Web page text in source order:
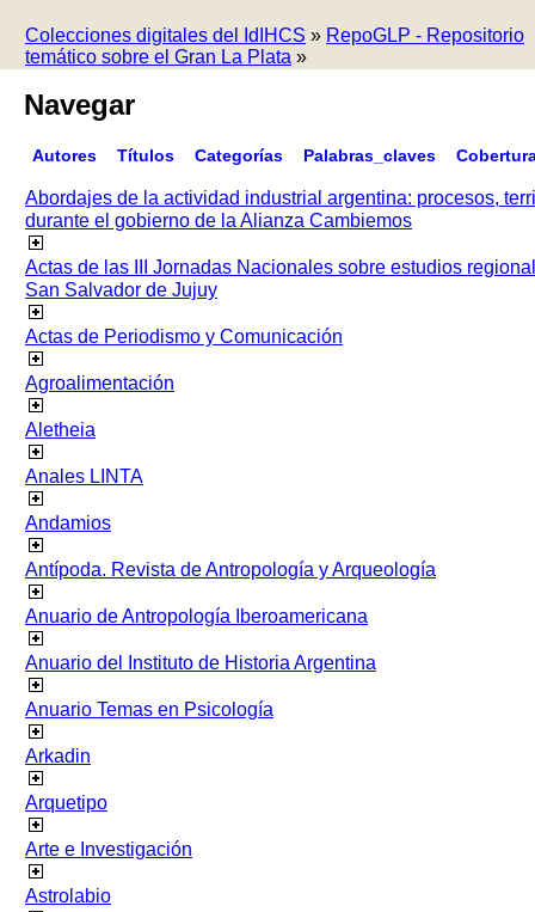
Colecciones digitales del IdIHCS » RepoGLP - Repositorio
temático sobre el Gran La Plata »
Navegar
Autores Títulos Categorías Palabras_claves
Abordajes de la actividad industrial argentina: procesos,
durante el gobierno de la Alianza Cambiemos
Actas de las III Jornadas Nacionales sobre estudios
San Salvador de Jujuy
Actas de Periodismo y Comunicación
Agroalimentación
Aletheia
Anales LINTA
Andamios
Antípoda. Revista de Antropología y Arqueología
Anuario de Antropología Iberoamericana
Anuario del Instituto de Historia Argentina
Anuario Temas en Psicología
Arkadin
Arquetipo
Arte e Investigación
Astrolabio